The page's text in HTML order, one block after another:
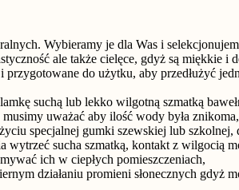
Wybieramy je dla Was i
ale także cielęce, gdyż są
do użytku, aby przedłużyć
suchą lub lekko wilgotną szmatką
uważać aby ilość wody była znikoma,
specjalnej gumki szewskiej lub szkolnej,
wytrzeć sucha szmatką, kontakt z wilgocią
ich w ciepłych pomieszczeniach,
działaniu promieni słonecznych